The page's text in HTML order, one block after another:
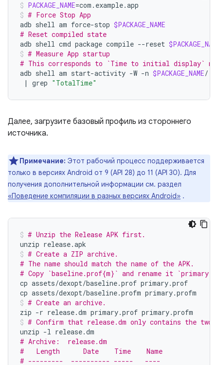
PACKAGE_NAME=com.example.app
# Force Stop App
adb shell am force-stop $PACKAGE_NAME
# Reset compiled state
adb shell cmd package compile --reset
# Measure App startup
# This corresponds to `Time to initial display`
adb shell am start-activity -W -n $PACKAGE_NAME/
|
grep "TotalTime"
Далее, загрузите базовый профиль из стороннего
источника.
Примечание: Этот рабочий процесс поддерживается
только в версиях Android от 9 (API 28) до 11 (API 30). Для
получения дополнительной информации см. раздел
«Поведение компиляции в разных версиях Android» .
# Unzip the Release APK first.
unzip release.apk
# Create a ZIP archive.
# The name should match the name of the APK.
# Copy `baseline.prof{m}` and rename it
cp assets/dexopt/baseline.prof primary.prof
cp assets/dexopt/baseline.profm primary.profm
# Create an archive.
zip -r release.dm primary.prof primary.profm
# Confirm that release.dm only contains the
unzip -l
# Archive:  release.dm
#   Length      Date    Time    Name
# ---------  ---------- -----   ----